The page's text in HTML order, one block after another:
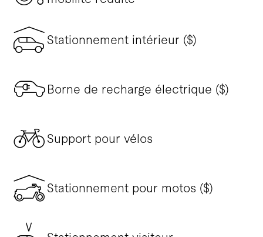
Stationnement intérieur ($)
Borne de recharge électrique ($)
Support pour vélos
Stationnement pour motos ($)